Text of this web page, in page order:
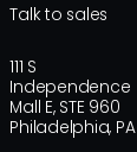
Talk to sales
111 S
Independence
Mall E, STE 960
Philadelphia, PA